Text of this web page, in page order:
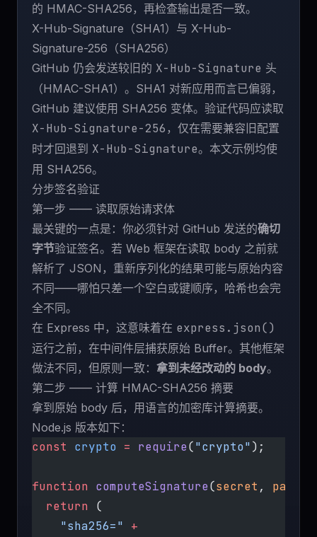
的 HMAC-SHA256，再检查输出是否一致。
X-Hub-Signature（SHA1）与 X-Hub-
Signature-256（SHA256）
GitHub 仍会发送较旧的 X-Hub-Signature 头
（HMAC-SHA1）。SHA1 对新应用而言已偏弱，
GitHub 建议使用 SHA256 变体。验证代码应读取
X-Hub-Signature-256 ，仅在需要兼容旧配置
时才回退到 X-Hub-Signature。本文示例均使
用 SHA256。
分步签名验证
第一步 —— 读取原始请求体
最关键的一点是：你必须针对 GitHub 发送的确切
字节验证签名。若 Web 框架在读取 body 之前就
解析了 JSON，重新序列化的结果可能与原始内容
不同——哪怕只差一个空白或键顺序，哈希也会完
全不同。
在 Express 中，这意味着在 express.json()
运行之前，在中间件层捕获原始 Buffer。其他框架
做法不同，但原则一致： 拿到未经改动的 body。
第二步 —— 计算 HMAC-SHA256 摘要
拿到原始 body 后，用语言的加密库计算摘要。
Node.js 版本如下：
const crypto = require("crypto");
function computeSignature(secret ,
  return
(
    "sha256="
+